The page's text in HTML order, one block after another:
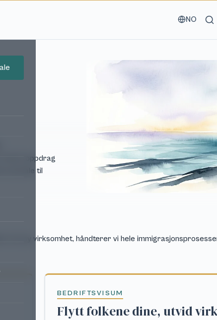
NO
Hvert oppdrag
samtale til
i en ny virksomhet, håndterer vi hele
BEDRIFTSVISUM
Flytt folkene dine, utvid